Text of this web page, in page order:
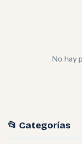
No hay
📂 Categorías